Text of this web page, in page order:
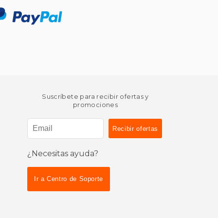
Suscríbete para recibir ofertas y
promociones
¿Necesitas ayuda?
Ir a Centro de Soporte